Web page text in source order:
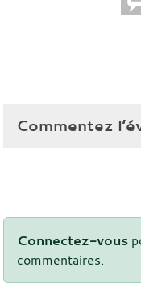
Commentez
Connectez-vous
commentaires.